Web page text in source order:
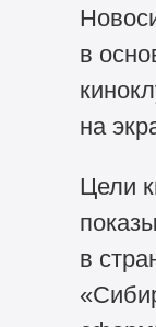
в
на
Цели
в